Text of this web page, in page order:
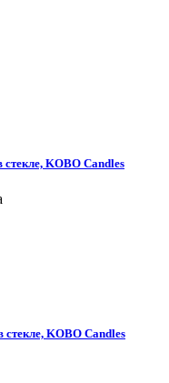
KOBO Candles
KOBO Candles